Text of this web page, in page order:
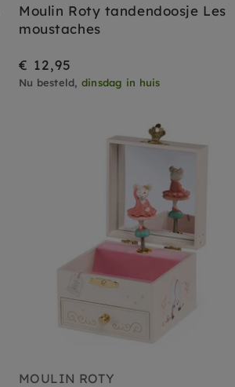
Moulin Roty tandendoosje Les
moustaches
€ 12,95
Nu besteld, dinsdag in huis
MOULIN ROTY